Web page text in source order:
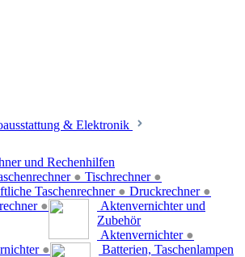
& Elektronik
und Rechenhilfen
● Tischrechner ●
Taschenrechner ● Druckrechner ●
●
Aktenvernichter und
Zubehör
Aktenvernichter ●
● Batterien, Taschenlampen